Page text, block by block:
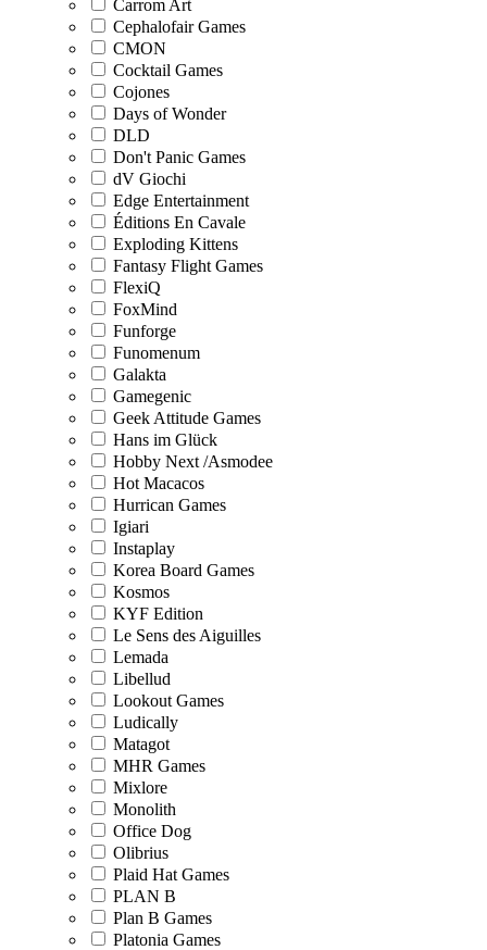
Carrom Art
Cephalofair Games
CMON
Cocktail Games
Cojones
Days of Wonder
DLD
Don't Panic Games
dV Giochi
Edge Entertainment
Éditions En Cavale
Exploding Kittens
Fantasy Flight Games
FlexiQ
FoxMind
Funforge
Funomenum
Galakta
Gamegenic
Geek Attitude Games
Hans im Glück
Hobby Next /Asmodee
Hot Macacos
Hurrican Games
Igiari
Instaplay
Korea Board Games
Kosmos
KYF Edition
Le Sens des Aiguilles
Lemada
Libellud
Lookout Games
Ludically
Matagot
MHR Games
Mixlore
Monolith
Office Dog
Olibrius
Plaid Hat Games
PLAN B
Plan B Games
Platonia Games